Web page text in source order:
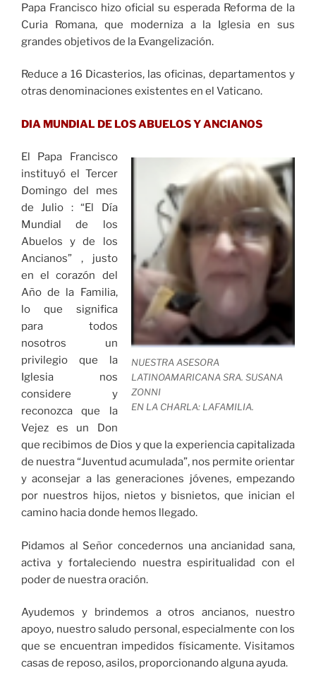
Papa Francisco hizo oficial su esperada Reforma de la
Curia Romana, que moderniza a la Iglesia en sus
grandes objetivos de la Evangelización.
Reduce a 16 Dicasterios, las oficinas, departamentos y
otras denominaciones existentes en el Vaticano.
DIA MUNDIAL DE LOS ABUELOS Y ANCIANOS
NUESTRA ASESORA
LATINOAMARICANA SRA. SUSANA
ZONNI
EN LA CHARLA: LAFAMILIA.
El Papa Francisco
instituyó el Tercer
Domingo del mes
de Julio : “El Día
Mundial de los
Abuelos y de los
Ancianos” , justo
en el corazón del
Año de la Familia,
lo que significa
para todos
nosotros un
privilegio que la
Iglesia nos
considere y
reconozca que la
Vejez es un Don
que recibimos de Dios y que la experiencia capitalizada
de nuestra “Juventud acumulada”, nos permite orientar
y aconsejar a las generaciones jóvenes, empezando
por nuestros hijos, nietos y bisnietos, que inician el
camino hacia donde hemos llegado.
Pidamos al Señor concedernos una ancianidad sana,
activa y fortaleciendo nuestra espiritualidad con el
poder de nuestra oración.
Ayudemos y brindemos a otros ancianos, nuestro
apoyo, nuestro saludo personal, especialmente con los
que se encuentran impedidos físicamente. Visitamos
casas de reposo, asilos, proporcionando alguna ayuda.